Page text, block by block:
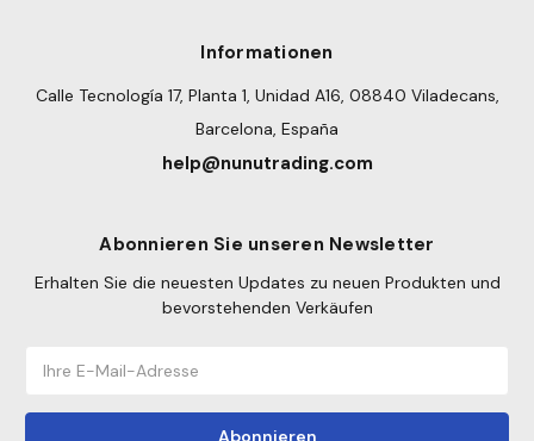
Informationen
Calle Tecnología 17, Planta 1, Unidad A16, 08840 Viladecans,
Barcelona, España
help@nunutrading.com
Abonnieren Sie unseren Newsletter
Erhalten Sie die neuesten Updates zu neuen Produkten und
bevorstehenden Verkäufen
Mail-
Adresse